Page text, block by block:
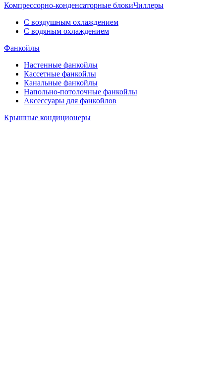
Компрессорно-конденсаторные блокиЧиллеры
С воздушным охлаждением
С водяным охлаждением
Фанкойлы
Настенные фанкойлы
Кассетные фанкойлы
Канальные фанкойлы
Напольно-потолочные фанкойлы
Аксессуары для фанкойлов
Крышные кондиционеры